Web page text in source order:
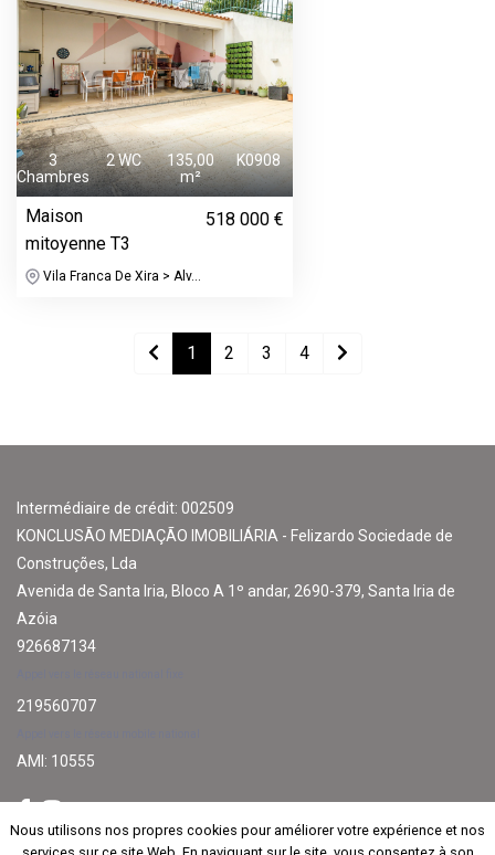
Nous utilisons nos propres cookies pour améliorer votre expérience et nos
3
Chambres
2 WC
135,00
m²
K0908
Maison
mitoyenne T3
518 000 €
Vila Franca De Xira > Alv...
1 2 3 4
Intermédiaire de crédit: 002509
KONCLUSÃO MEDIAÇÃO IMOBILIÁRIA - Felizardo Sociedade de
Construções, Lda
Avenida de Santa Iria, Bloco A 1º andar, 2690-379, Santa Iria de
Azóia
926687134
219560707
AMI: 10555
Nous utilisons nos propres cookies pour améliorer votre expérience et nos